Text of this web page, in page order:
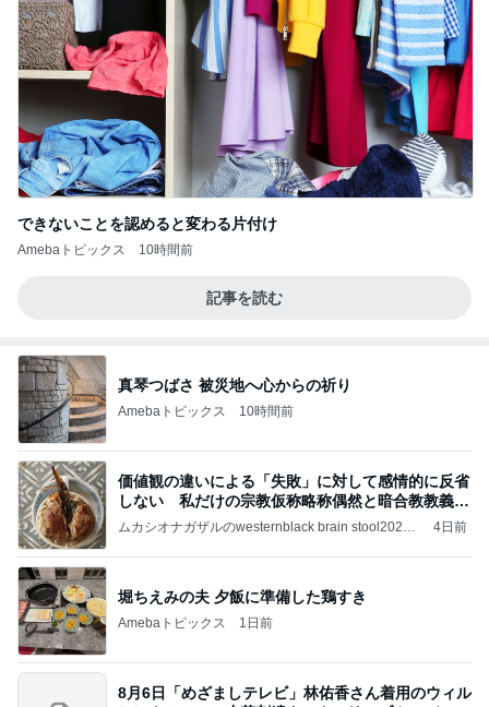
できないことを認めると変わる片付け
Amebaトピックス 10時間前
記事を読む
真琴つばさ 被災地へ心からの祈り
Amebaトピックス 10時間前
価値観の違いによる「失敗」に対して感情的に反省
しない 私だけの宗教仮称略称偶然と暗合教教義候
補
ムカシオナガザルのwesternblack brain stool2024
ガザル
4日前
堀ちえみの夫 夕飯に準備した鶏すき
Amebaトピックス 1日前
8月6日「めざましテレビ」林佑香さん着用のウィル